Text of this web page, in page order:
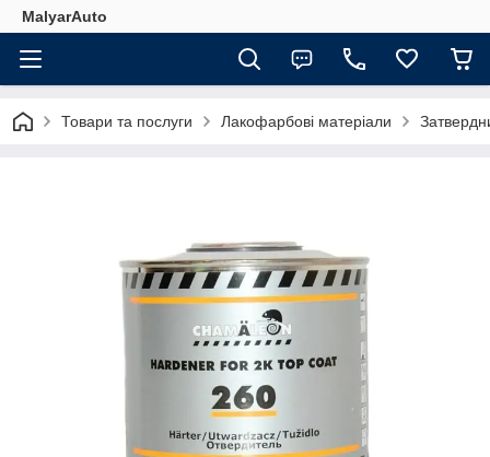
MalyarAuto
Товари та послуги Лакофарбові матеріали